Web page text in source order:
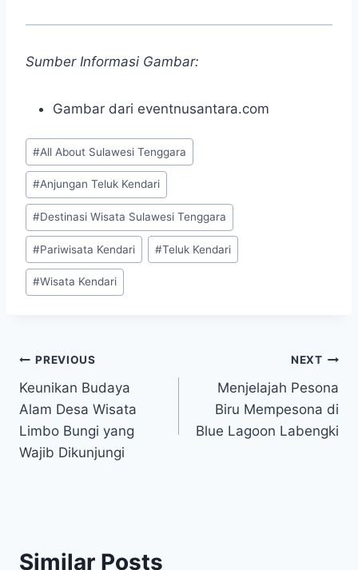
Sumber Informasi Gambar:
Gambar dari eventnusantara.com
Post
Tags:
#All About Sulawesi Tenggara
#Anjungan Teluk Kendari
#Destinasi Wisata Sulawesi Tenggara
#Pariwisata Kendari #Teluk Kendari
#Wisata Kendari
Post
navigation
PREVIOUS
Keunikan Budaya
Alam Desa Wisata
Limbo Bungi yang
Wajib Dikunjungi
NEXT
Menjelajah Pesona
Biru Mempesona di
Blue Lagoon Labengki
Similar Posts